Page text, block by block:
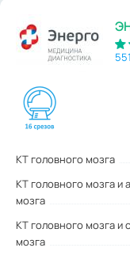
КТ головного мозга
КТ головного мозга и
мозга
КТ головного мозга и
мозга